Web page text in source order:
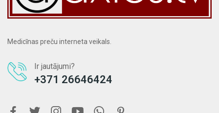
Medicīnas preču interneta veikals.
Ir jautājumi?
+371 26646424